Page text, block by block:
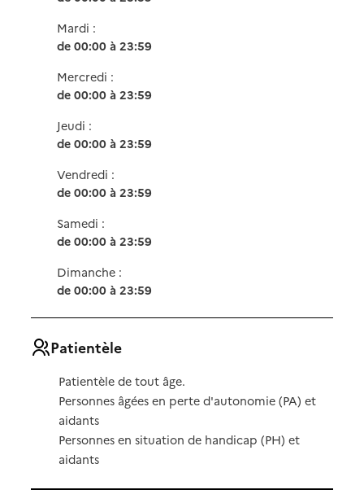
Mardi :
de 00:00 à 23:59
Mercredi :
de 00:00 à 23:59
Jeudi :
de 00:00 à 23:59
Vendredi :
de 00:00 à 23:59
Samedi :
de 00:00 à 23:59
Dimanche :
de 00:00 à 23:59
Patientèle
Patientèle de tout âge.
Personnes âgées en perte d'autonomie (PA) et
aidants
Personnes en situation de handicap (PH) et
aidants